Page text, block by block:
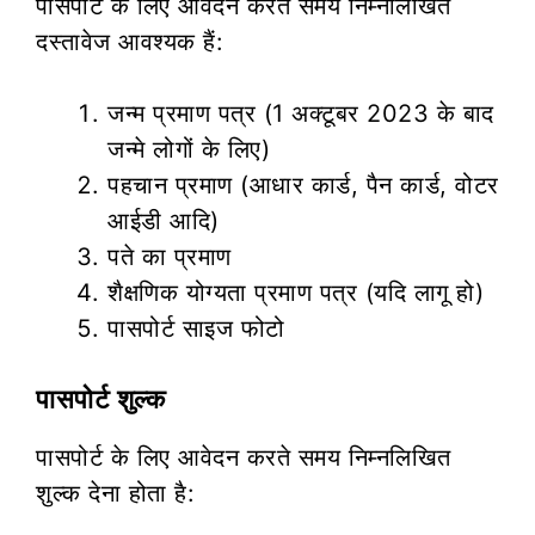
पासपोर्ट के लिए आवेदन करते समय निम्नलिखित
दस्तावेज आवश्यक हैं:
जन्म प्रमाण पत्र (1 अक्टूबर 2023 के बाद
जन्मे लोगों के लिए)
पहचान प्रमाण (आधार कार्ड, पैन कार्ड, वोटर
आईडी आदि)
पते का प्रमाण
शैक्षणिक योग्यता प्रमाण पत्र (यदि लागू हो)
पासपोर्ट साइज फोटो
पासपोर्ट शुल्क
पासपोर्ट के लिए आवेदन करते समय निम्नलिखित
शुल्क देना होता है: